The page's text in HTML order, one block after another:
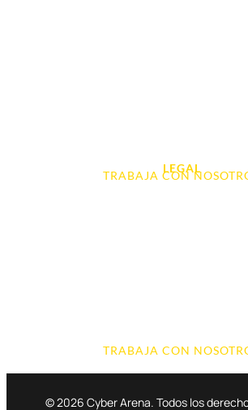
LEGAL
TRABAJA CON
TRABAJA CON
© 2026 Cyber Arena. Todos los